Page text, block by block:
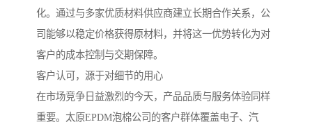
化。通过与多家优质材料供应商建立长期合作关系，公
司能够以稳定价格获得原材料，并将这一优势转化为对
客户的成本控制与交期保障。
客户认可，源于对细节的用心
在市场竞争日益激烈的今天，产品品质与服务体验同样
重要。太原EPDM泡棉公司的客户群体覆盖电子、汽